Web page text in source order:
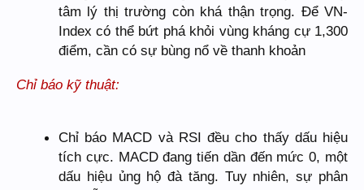
tâm lý thị trường còn khá thận trọng. Để VN-
Index có thể bứt phá khỏi vùng kháng cự 1,300
điểm, cần có sự bùng nổ về thanh khoản
Chỉ báo kỹ thuật:
Chỉ báo MACD và RSI đều cho thấy dấu hiệu
tích cực. MACD đang tiến dần đến mức 0, một
dấu hiệu ủng hộ đà tăng. Tuy nhiên, sự phân